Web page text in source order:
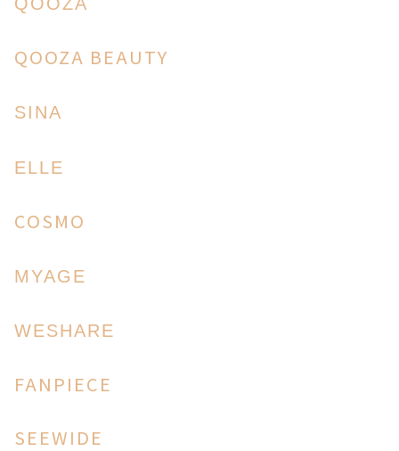
QOOZA BEAUTY
SINA
ELLE
COSMO
MYAGE
WESHARE
FANPIECE
SEEWIDE